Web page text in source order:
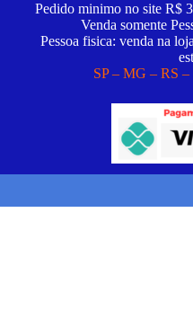
Pedido minimo no site R$
Venda somente
Pessoa fisica: venda na
SP – MG – RS